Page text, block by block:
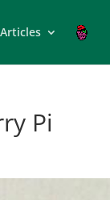
Articles
Pi